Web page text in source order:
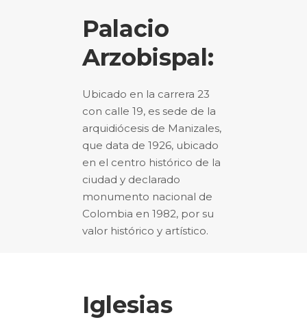
Palacio
Arzobispal:
Ubicado en la carrera 23
con calle 19, es sede de la
arquidiócesis de Manizales,
que data de 1926, ubicado
en el centro histórico de la
ciudad y declarado
monumento nacional de
Colombia en 1982, por su
valor histórico y artístico.
Iglesias